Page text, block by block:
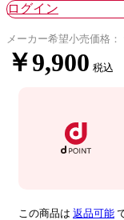
ログイン
メーカー希望小売価格：
￥9,900 税込
この商品は 返品可能